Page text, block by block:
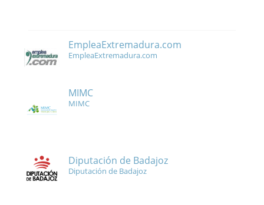
EmpleaExtremadura.com
EmpleaExtremadura.com
MIMC
MIMC
Diputación de Badajoz
Diputación de Badajoz